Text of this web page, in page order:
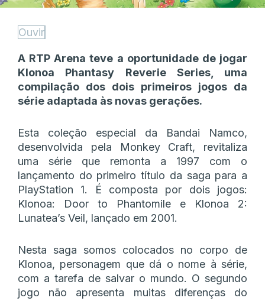
Ouvir
A RTP Arena teve a oportunidade de jogar
Klonoa Phantasy Reverie Series, uma
compilação dos dois primeiros jogos da
série adaptada às novas gerações.
Esta coleção especial da Bandai Namco,
desenvolvida pela Monkey Craft, revitaliza
uma série que remonta a 1997 com o
lançamento do primeiro título da saga para a
PlayStation 1. É composta por dois jogos:
Klonoa: Door to Phantomile e Klonoa 2:
Lunatea’s Veil, lançado em 2001.
Nesta saga somos colocados no corpo de
Klonoa, personagem que dá o nome à série,
com a tarefa de salvar o mundo. O segundo
jogo não apresenta muitas diferenças do